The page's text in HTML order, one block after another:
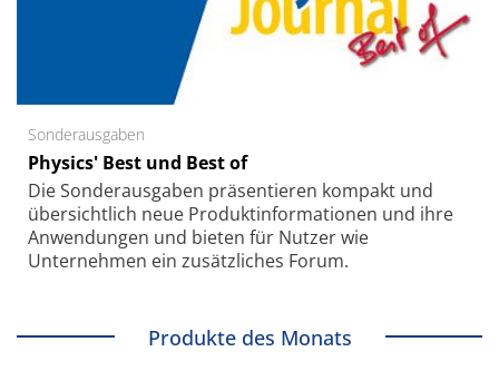
Sonderausgaben
Physics' Best und Best of
Die Sonder­ausgaben präsentieren kompakt und
übersichtlich neue Produkt­informationen und ihre
Anwendungen und bieten für Nutzer wie
Unternehmen ein zusätzliches Forum.
Produkte des Monats